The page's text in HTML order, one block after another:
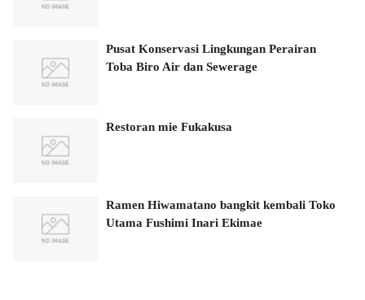
Pusat Konservasi Lingkungan Perairan
Toba Biro Air dan Sewerage
Restoran mie Fukakusa
Ramen Hiwamatano bangkit kembali Toko
Utama Fushimi Inari Ekimae